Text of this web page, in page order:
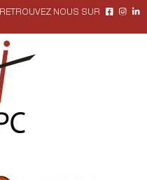
RETROUVEZ NOUS SUR